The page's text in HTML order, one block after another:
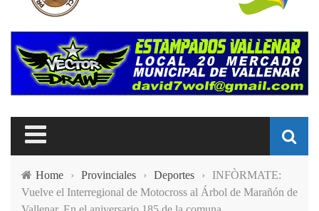
Home › Provinciales › Deportes ›
INFÒRMATE:
Vuelve el Interregional de Motocross al Árbol de Marañón de